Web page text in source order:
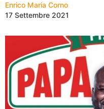
Enrico Maria Corno
17 Settembre 2021